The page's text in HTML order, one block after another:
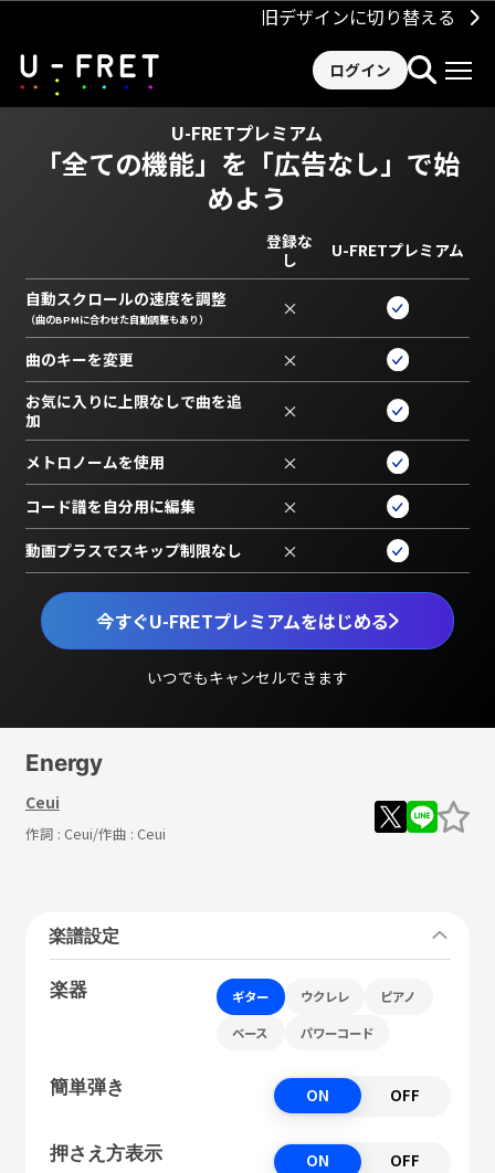
旧デザインに切り替える
ログイン
U-FRETプレミアム
「全ての機能」を 「広告なし」で始
めよう
今すぐU-FRETプレミアムをはじめる
いつでもキャンセルできます
登録な
し
U-FRETプレミアム
自動スクロールの速度を調整
（曲のBPMに合わせた自動調整もあり） ×
曲のキーを変更 ×
お気に入りに上限なしで曲を追
加
×
メトロノームを使用 ×
コード譜を自分用に編集 ×
動画プラスでスキップ制限なし ×
Energy
Ceui
作詞 : Ceui/作曲 : Ceui
楽譜設定
楽器 ギター ウクレレ ピアノ
ベース パワーコード
簡単弾き ON OFF
押さえ方表示 ON OFF